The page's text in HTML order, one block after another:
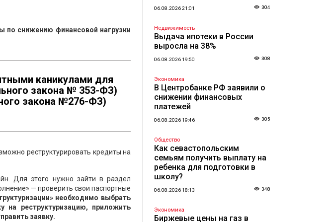
по снижению финансовой нагрузки
каникулами для
закона № 353-ФЗ)
закона №276-ФЗ)
реструктурировать кредиты на
Для этого нужно зайти в раздел
— проверить свои паспортные
необходимо выбрать
реструктуризацию, приложить
заявку.
06.08.2026 21:01 304
Недвижимость
Выдача ипотеки в России
выросла на 38%
06.08.2026 19:50 308
Экономика
В Центробанке РФ заявили о
снижении финансовых
платежей
06.08.2026 19:46 305
Общество
Как севастопольским
семьям получить выплату на
ребенка для подготовки в
школу?
06.08.2026 18:13 348
Экономика
Биржевые цены на газ в